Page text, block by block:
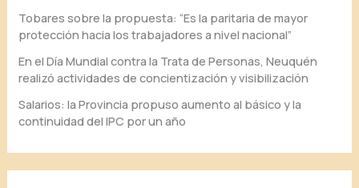
Tobares sobre la propuesta: “Es la paritaria de mayor
protección hacia los trabajadores a nivel nacional”
En el Día Mundial contra la Trata de Personas, Neuquén
realizó actividades de concientización y visibilización
Salarios: la Provincia propuso aumento al básico y la
continuidad del IPC por un año